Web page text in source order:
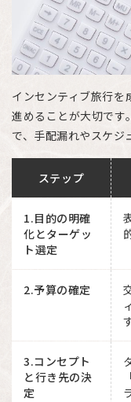
インセンティブ旅行を
進めることが大切です
で、手配漏れやスケジ
ステップ
1.目的の明確
化とターゲッ
ト選定
2.予算の確定
3.コンセプト
と行き先の決
定